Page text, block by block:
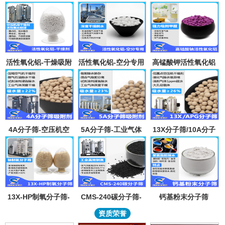
活性氧化铝-干燥吸附
活性氧化铝-空分专用
吸附剂
高锰酸钾活性氧化铝
4A分子筛-空压机空
气气体吸水干燥颗粒-
溶剂试剂深度除水分
子筛吸附球
5A分子筛-工业气体
吸附纯化-溶剂深度除
水-混合气吸附分离
13X分子筛/10A分子
筛-lpglng燃气干燥除
异味除杂-空气低露点
干燥
13X-HP制氧分子筛-
筛95氧浓度-制氧钠分
CMS-240碳分子筛-
工业制氮机吸附剂炭
分子筛-99.999%浓度
钙基粉末分子筛
资质荣誉